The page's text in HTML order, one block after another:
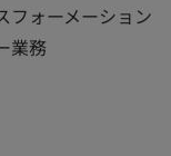
フォーメーション
業務